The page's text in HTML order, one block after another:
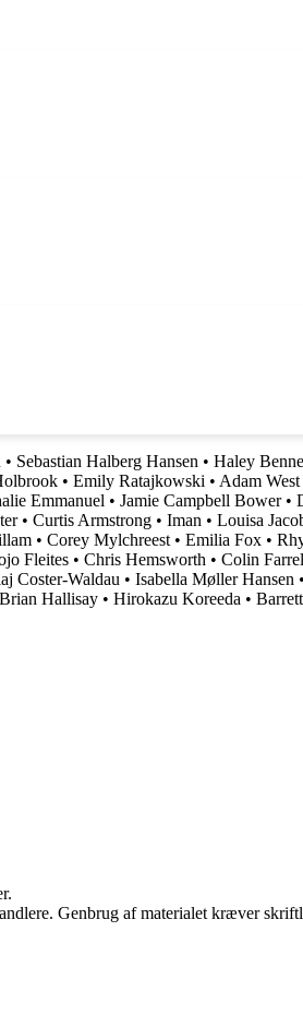
• Sebastian Halberg Hansen • Haley
• Emily Ratajkowski • Adam West
Emmanuel • Jamie Campbell Bower•
• Curtis Armstrong • Iman • Louisa
• Corey Mylchreest • Emilia Fox •
Fleites • Chris Hemsworth • Colin
Coster-Waldau • Isabella Møller Hansen •
Brian Hallisay • Hirokazu Koreeda •
Genbrug af materialet kræver